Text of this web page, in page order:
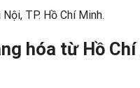
TP. Hồ Chí Minh.
hóa từ Hồ